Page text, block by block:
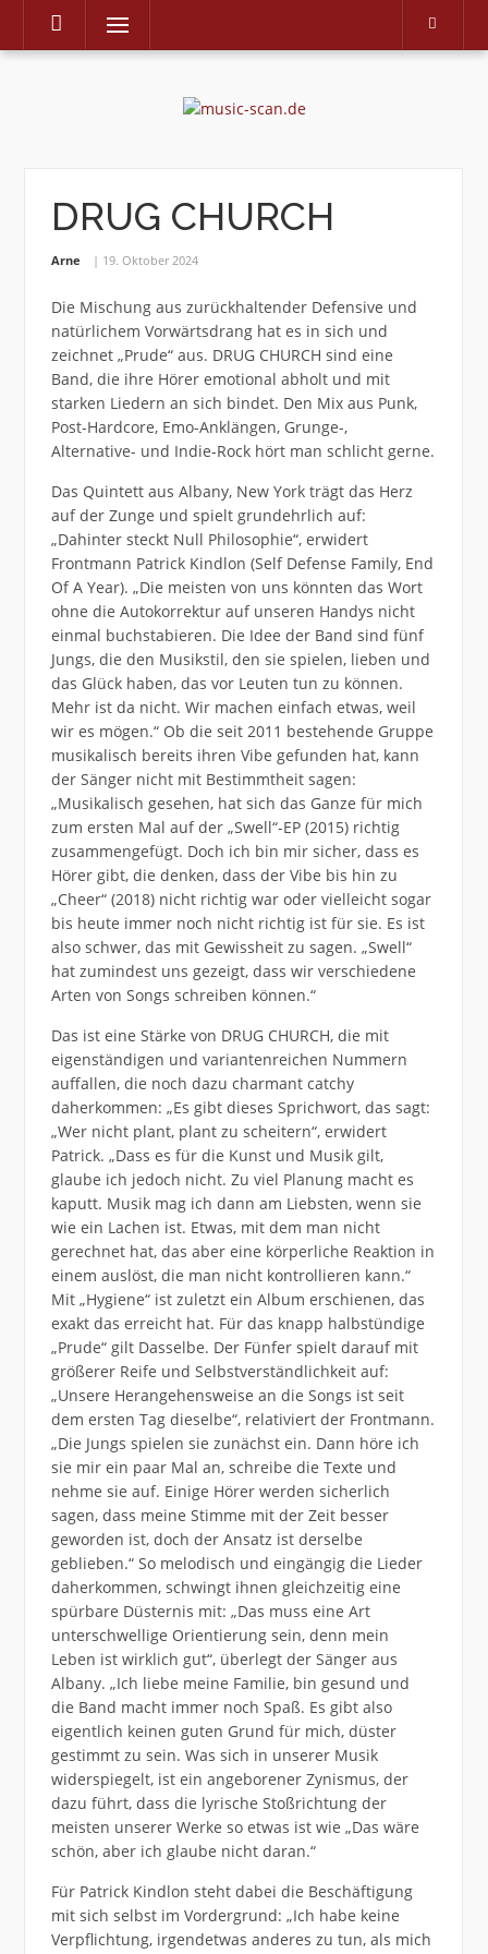
Skip
Menu
DRUG CHURCH
Arne 19. Oktober 2024
Die Mischung aus zurückhaltender Defensive und
natürlichem Vorwärtsdrang hat es in sich und
zeichnet „Prude“ aus. DRUG CHURCH sind eine
Band, die ihre Hörer emotional abholt und mit
starken Liedern an sich bindet. Den Mix aus Punk,
Post-Hardcore, Emo-Anklängen, Grunge-,
Alternative- und Indie-Rock hört man schlicht gerne.
Das Quintett aus Albany, New York trägt das Herz
auf der Zunge und spielt grundehrlich auf:
„Dahinter steckt Null Philosophie“, erwidert
Frontmann Patrick Kindlon (Self Defense Family, End
Of A Year). „Die meisten von uns könnten das Wort
ohne die Autokorrektur auf unseren Handys nicht
einmal buchstabieren. Die Idee der Band sind fünf
Jungs, die den Musikstil, den sie spielen, lieben und
das Glück haben, das vor Leuten tun zu können.
Mehr ist da nicht. Wir machen einfach etwas, weil
wir es mögen.“ Ob die seit 2011 bestehende Gruppe
musikalisch bereits ihren Vibe gefunden hat, kann
der Sänger nicht mit Bestimmtheit sagen:
„Musikalisch gesehen, hat sich das Ganze für mich
zum ersten Mal auf der „Swell“-EP (2015) richtig
zusammengefügt. Doch ich bin mir sicher, dass es
Hörer gibt, die denken, dass der Vibe bis hin zu
„Cheer“ (2018) nicht richtig war oder vielleicht sogar
bis heute immer noch nicht richtig ist für sie. Es ist
also schwer, das mit Gewissheit zu sagen. „Swell“
hat zumindest uns gezeigt, dass wir verschiedene
Arten von Songs schreiben können.“
Das ist eine Stärke von DRUG CHURCH, die mit
eigenständigen und variantenreichen Nummern
auffallen, die noch dazu charmant catchy
daherkommen: „Es gibt dieses Sprichwort, das sagt:
„Wer nicht plant, plant zu scheitern“, erwidert
Patrick. „Dass es für die Kunst und Musik gilt,
glaube ich jedoch nicht. Zu viel Planung macht es
kaputt. Musik mag ich dann am Liebsten, wenn sie
wie ein Lachen ist. Etwas, mit dem man nicht
gerechnet hat, das aber eine körperliche Reaktion in
einem auslöst, die man nicht kontrollieren kann.“
Mit „Hygiene“ ist zuletzt ein Album erschienen, das
exakt das erreicht hat. Für das knapp halbstündige
„Prude“ gilt Dasselbe. Der Fünfer spielt darauf mit
größerer Reife und Selbstverständlichkeit auf:
„Unsere Herangehensweise an die Songs ist seit
dem ersten Tag dieselbe“, relativiert der Frontmann.
„Die Jungs spielen sie zunächst ein. Dann höre ich
sie mir ein paar Mal an, schreibe die Texte und
nehme sie auf. Einige Hörer werden sicherlich
sagen, dass meine Stimme mit der Zeit besser
geworden ist, doch der Ansatz ist derselbe
geblieben.“ So melodisch und eingängig die Lieder
daherkommen, schwingt ihnen gleichzeitig eine
spürbare Düsternis mit: „Das muss eine Art
unterschwellige Orientierung sein, denn mein
Leben ist wirklich gut“, überlegt der Sänger aus
Albany. „Ich liebe meine Familie, bin gesund und
die Band macht immer noch Spaß. Es gibt also
eigentlich keinen guten Grund für mich, düster
gestimmt zu sein. Was sich in unserer Musik
widerspiegelt, ist ein angeborener Zynismus, der
dazu führt, dass die lyrische Stoßrichtung der
meisten unserer Werke so etwas ist wie „Das wäre
schön, aber ich glaube nicht daran.“
Für Patrick Kindlon steht dabei die Beschäftigung
mit sich selbst im Vordergrund: „Ich habe keine
Verpflichtung, irgendetwas anderes zu tun, als mich